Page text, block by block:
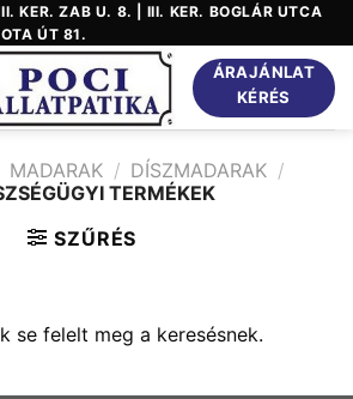
KER. ZAB U. 8. | III. KER. BOGLÁR UTCA
ÚT 81.
ÁRAJÁNLAT
KÉRÉS
MADARAK / DÍSZMADARAK /
TERMÉKEK
SZŰRÉS
se felelt meg a keresésnek.